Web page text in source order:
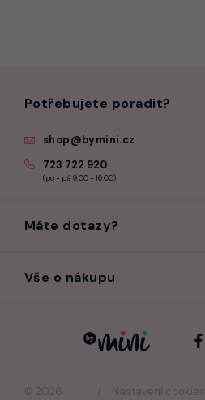
© 2026 Nastavení cookies
Potřebujete poradit?
shop@bymini.cz
723 722 920
(po - pá 9:00 - 16:00)
Máte dotazy?
Vše o nákupu